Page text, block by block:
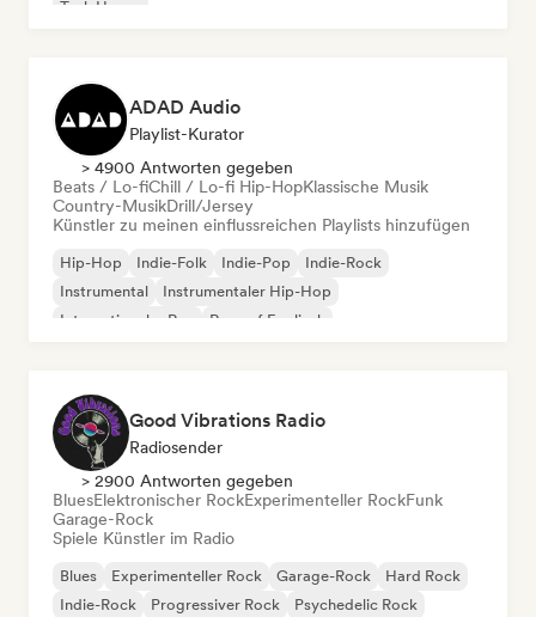
Tech House
ADAD Audio
Playlist-Kurator
> 4900 Antworten gegeben
Beats / Lo-fiChill / Lo-fi Hip-HopKlassische Musik
Country-MusikDrill/Jersey
Künstler zu meinen einflussreichen Playlists hinzufügen
Hip-Hop Indie-Folk Indie-Pop
Indie-Rock
Instrumental
Instrumentaler Hip-Hop
Internationaler Rap
Rap auf Englisch
Good Vibrations Radio
Radiosender
> 2900 Antworten gegeben
BluesElektronischer RockExperimenteller RockFunk
Garage-Rock
Spiele Künstler im Radio
Blues Experimenteller Rock Garage-Rock
Hard Rock
Indie-Rock
Progressiver Rock
Psychedelic Rock